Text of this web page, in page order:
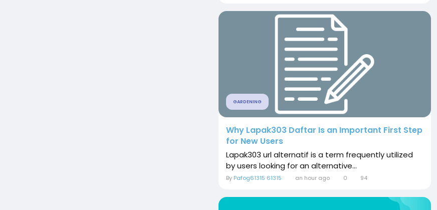
GARDENING
Why Lapak303 Daftar Is an Important First Step
for New Users
Lapak303 url alternatif is a term frequently utilized
by users looking for an alternative...
By Pafog61315 61315 an hour ago 0 94